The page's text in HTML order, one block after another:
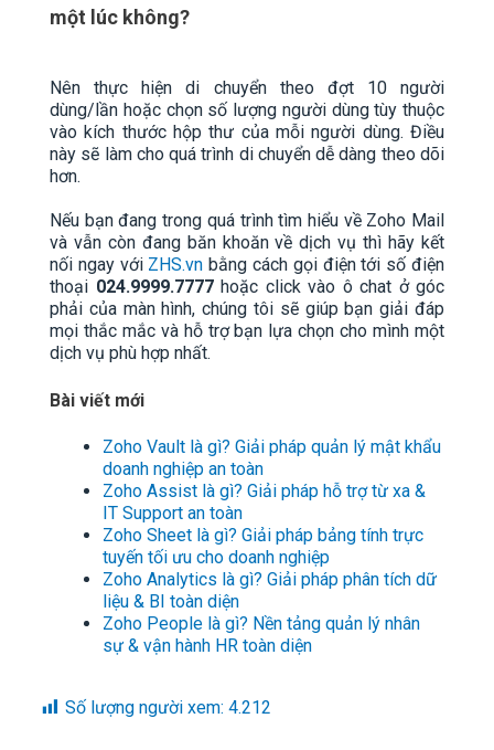
một lúc không?
Nên thực hiện di chuyển theo đợt 10 người
dùng/lần hoặc chọn số lượng người dùng tùy thuộc
vào kích thước hộp thư của mỗi người dùng. Điều
này sẽ làm cho quá trình di chuyển dễ dàng theo dõi
hơn.
Nếu bạn đang trong quá trình tìm hiểu về Zoho Mail
và vẫn còn đang băn khoăn về dịch vụ thì hãy kết
nối ngay với ZHS.vn bằng cách gọi điện tới số điện
thoại 024.9999.7777hoặc click vào ô chat ở góc
phải của màn hình, chúng tôi sẽ giúp bạn giải đáp
mọi thắc mắc và hỗ trợ bạn lựa chọn cho mình một
dịch vụ phù hợp nhất.
Bài viết mới
Zoho Vault là gì? Giải pháp quản lý mật khẩu
doanh nghiệp an toàn
Zoho Assist là gì? Giải pháp hỗ trợ từ xa &
IT Support an toàn
Zoho Sheet là gì? Giải pháp bảng tính trực
tuyến tối ưu cho doanh nghiệp
Zoho Analytics là gì? Giải pháp phân tích dữ
liệu & BI toàn diện
Zoho People là gì? Nền tảng quản lý nhân
sự & vận hành HR toàn diện
Số lượng người xem: 4.212